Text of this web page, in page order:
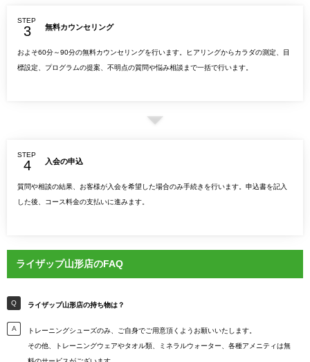
STEP
無料カウンセリング
およそ60分～90分の無料カウンセリングを行います。ヒアリングからカラダの測定、目
標設定、プログラムの提案、不明点の質問や悩み相談まで一括で行います。
STEP
入会の申込
質問や相談の結果、お客様が入会を希望した場合のみ手続きを行います。申込書を記入
した後、コース料金の支払いに進みます。
ライザップ山形店のFAQ
ライザップ山形店の持ち物は？
トレーニングシューズのみ、ご自身でご用意頂くようお願いいたします。
その他、トレーニングウェアやタオル類、ミネラルウォーター、各種アメニティは無